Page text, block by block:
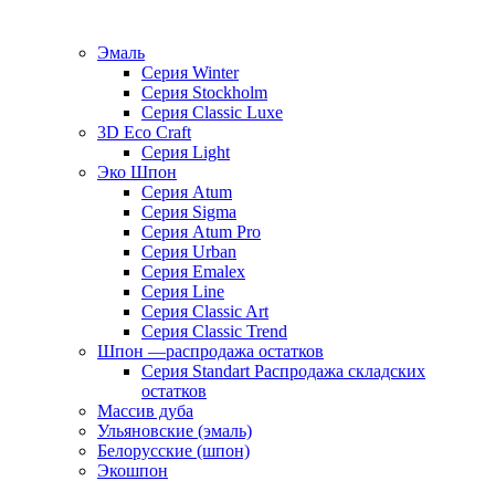
Эмаль
Серия Winter
Серия Stockholm
Серия Classic Luxe
3D Eco Craft
Серия Light
Эко Шпон
Серия Atum
Серия Sigma
Серия Atum Pro
Серия Urban
Серия Emalex
Серия Line
Серия Classic Art
Серия Classic Trend
Шпон —распродажа остатков
Серия Standart Распродажа складских
остатков
Массив дуба
Ульяновские (эмаль)
Белорусские (шпон)
Экошпон